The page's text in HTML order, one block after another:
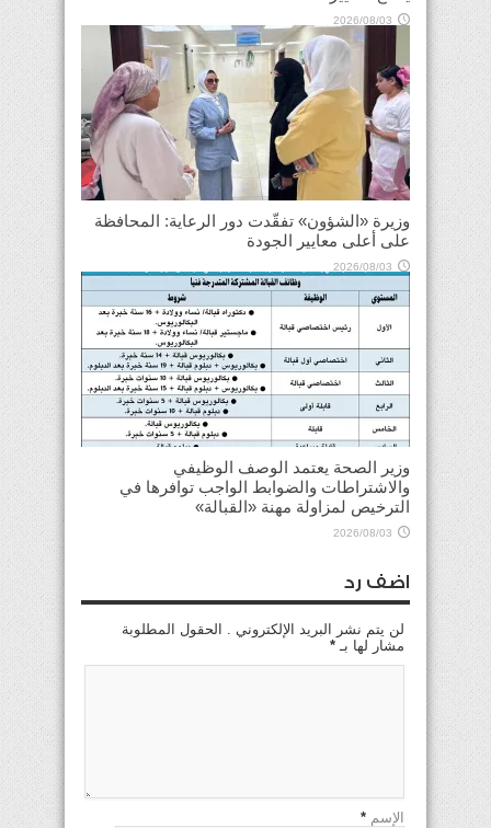
2026/08/03
وزيرة «الشؤون» تفقّدت دور الرعاية: المحافظة
على أعلى معايير الجودة
2026/08/03
وزير الصحة يعتمد الوصف الوظيفي
والاشتراطات والضوابط الواجب توافرها في
الترخيص لمزاولة مهنة «القبالة»
2026/08/03
اضف رد
لن يتم نشر البريد الإلكتروني . الحقول المطلوبة
مشار لها بـ *
الإسم *